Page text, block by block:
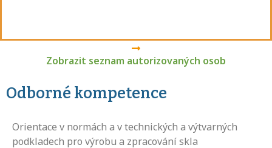
Zobrazit seznam autorizovaných osob
Odborné kompetence
Orientace v normách a v technických a výtvarných
podkladech pro výrobu a zpracování skla